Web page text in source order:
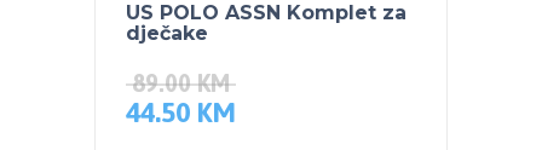
US POLO ASSN Komplet za
dječake
89.00KM
44.50 KM